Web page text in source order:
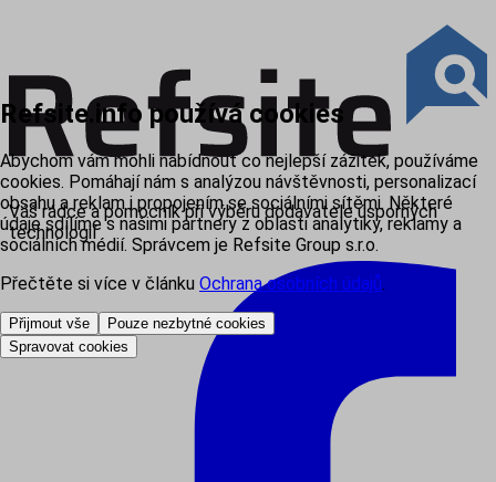
Váš rádce a pomocník při výběru dodavatele úsporných
technologií
Refsite.info používá cookies
Abychom vám mohli nabídnout co nejlepší zážitek, používáme
cookies. Pomáhají nám s analýzou návštěvnosti, personalizací
obsahu a reklam i propojením se sociálními sítěmi. Některé
údaje sdílíme s našimi partnery z oblasti analytiky, reklamy a
sociálních médií. Správcem je Refsite Group s.r.o.
Přečtěte si více v článku Ochrana osobních údajů.
Přijmout vše
Pouze nezbytné cookies
Spravovat cookies